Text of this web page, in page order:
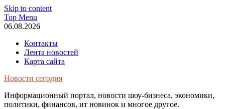
Skip to content
Top Menu
06.08.2026
Контакты
Лента новостей
Карта сайта
Новости сегодня
Информационный портал, новости шоу-бизнеса, экономики,
политики, финансов, ит новинок и многое другое.